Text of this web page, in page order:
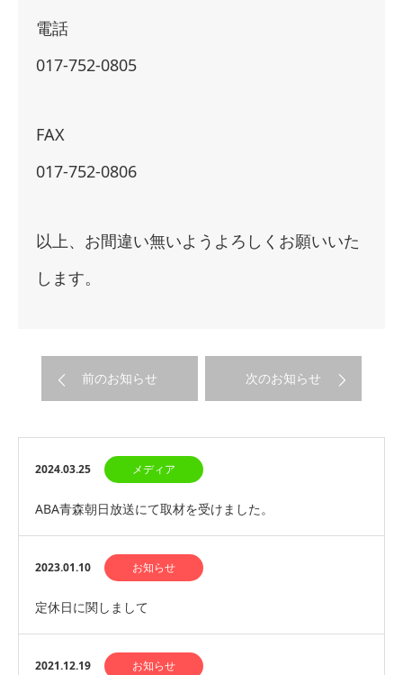
電話
017-752-0805
FAX
017-752-0806
以上、お間違い無いようよろしくお願いいた
します。
前のお知らせ 次のお知らせ
2024.03.25 メディア
ABA青森朝日放送にて取材を受けました。
2023.01.10 お知らせ
定休日に関しまして
2021.12.19 お知らせ